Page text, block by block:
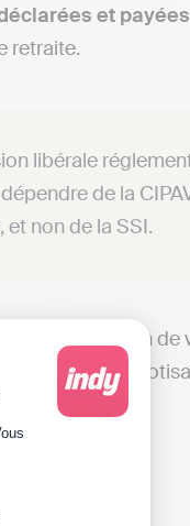
: Personnalisez
et payées
retraite.
libérale
de la
et non de la SSI.
déclaration de
retraite. Ces
;